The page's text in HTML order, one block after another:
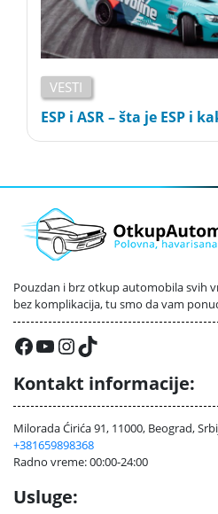
VESTI
ESP i ASR – šta je ESP i
Pouzdan i brz otkup automobila svih
bez komplikacija, tu smo da vam
Facebook
YouTube
Instagram
TikTok
Kontakt informacije:
Milorada Ćirića 91, 11000, Beograd,
+381659898368
Radno vreme: 00:00-24:00
Usluge: